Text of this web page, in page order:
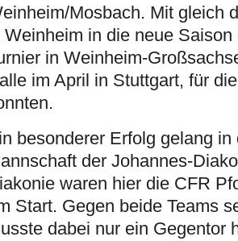
Mosbach. Mit gleich
Weinheim in die neue
in Weinheim-
im April in Stuttgart, für
besonderer Erfolg gelang
der Johannes-
waren hier die CFR
Start. Gegen beide Teams
dabei nur ein Gegentor